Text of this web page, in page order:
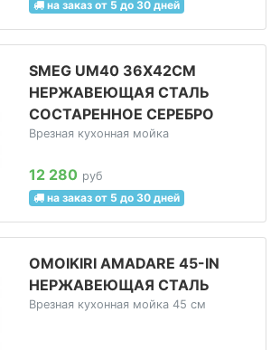
на заказ от 5 до 30 дней
SMEG UM40 36Х42СМ
НЕРЖАВЕЮЩАЯ СТАЛЬ
СОСТАРЕННОЕ СЕРЕБРО
Врезная кухонная мойка
12 280 руб
на заказ от 5 до 30 дней
OMOIKIRI AMADARE 45-IN
НЕРЖАВЕЮЩАЯ СТАЛЬ
Врезная кухонная мойка 45 см